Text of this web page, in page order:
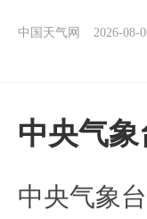
中国天气网 2026-08-
中央气
中央气象